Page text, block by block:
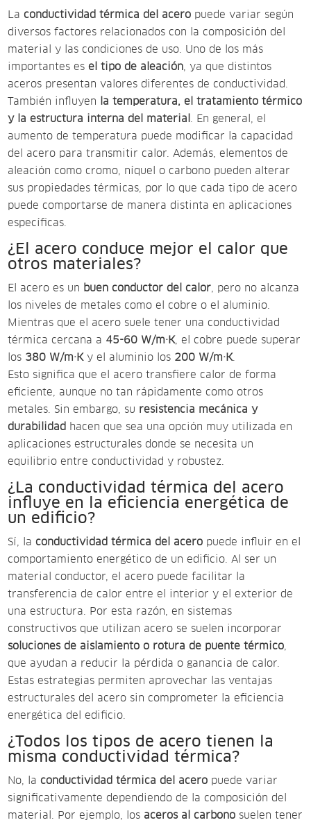
Laconductividad térmica del acero puede variar según
diversos factores relacionados con la composición del
material y las condiciones de uso. Uno de los más
importantes esel tipo de aleación, ya que distintos
aceros presentan valores diferentes de conductividad.
También influyen
la temperatura, el tratamiento térmico
y la estructura interna del material . En general, el
aumento de temperatura puede modificar la capacidad
del acero para transmitir calor. Además, elementos de
aleación como cromo, níquel o carbono pueden alterar
sus propiedades térmicas, por lo que cada tipo de acero
puede comportarse de manera distinta en aplicaciones
específicas.
¿El acero conduce mejor el calor que
otros materiales?
El acero es un buen conductor del calor, pero no alcanza
los niveles de metales como el cobre o el aluminio.
Mientras que el acero suele tener una conductividad
térmica cercana a 45-60 W/m·K, el cobre puede superar
los 380 W/m·Ky el aluminio los 200 W/m·K.
Esto significa que el acero transfiere calor de forma
eficiente, aunque no tan rápidamente como otros
metales. Sin embargo, su resistencia mecánica y
durabilidad hacen que sea una opción muy utilizada en
aplicaciones estructurales donde se necesita un
equilibrio entre conductividad y robustez.
¿La conductividad térmica del acero
influye en la eficiencia energética de
un edificio?
Sí, laconductividad térmica del acero puede influir en el
comportamiento energético de un edificio. Al ser un
material conductor, el acero puede facilitar la
transferencia de calor entre el interior y el exterior de
una estructura. Por esta razón, en sistemas
constructivos que utilizan acero se suelen incorporar
soluciones de aislamiento o rotura de puente térmico,
que ayudan a reducir la pérdida o ganancia de calor.
Estas estrategias permiten aprovechar las ventajas
estructurales del acero sin comprometer la eficiencia
energética del edificio.
¿Todos los tipos de acero tienen la
misma conductividad térmica?
No, laconductividad térmica del acero puede variar
significativamente dependiendo de la composición del
material. Por ejemplo, los aceros al carbono suelen tener